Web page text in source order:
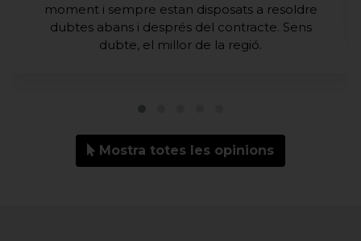
moment i sempre estan disposats a resoldre
dubtes abans i després del contracte. Sens
dubte, el millor de la regió.
Mostra totes les opinions